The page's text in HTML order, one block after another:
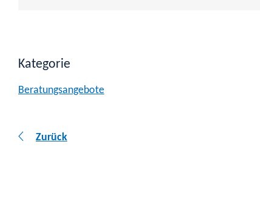
Kategorie
Beratungsangebote
Zurück